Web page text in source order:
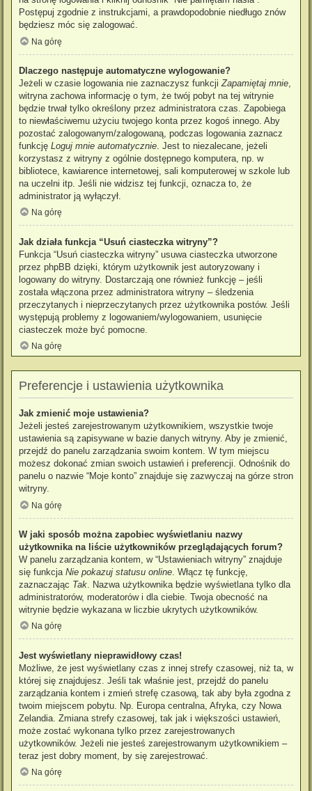
Postępuj zgodnie z instrukcjami, a prawdopodobnie niedługo znów
będziesz móc się zalogować.
Na górę
Dlaczego następuje automatyczne wylogowanie?
Jeżeli w czasie logowania nie zaznaczysz funkcji Zapamiętaj mnie
witryna zachowa informację o tym, że twój pobyt na tej witrynie
będzie trwał tylko określony przez administratora czas. Zapobiega
to niewłaściwemu użyciu twojego konta przez kogoś innego. Aby
pozostać zalogowanym/zalogowaną, podczas logowania zaznacz
funkcję Loguj mnie automatycznie . Jest to niezalecane, jeżeli
korzystasz z witryny z ogólnie dostępnego komputera, np. w
bibliotece, kawiarence internetowej, sali komputerowej w szkole lub
na uczelni itp. Jeśli nie widzisz tej funkcji, oznacza to, że
administrator ją wyłączył.
Na górę
Jak działa funkcja “Usuń ciasteczka witryny”?
Funkcja “Usuń ciasteczka witryny” usuwa ciasteczka utworzone
przez phpBB dzięki, którym użytkownik jest autoryzowany i
logowany do witryny. Dostarczają one również funkcję – jeśli
została włączona przez administratora witryny – śledzenia
przeczytanych i nieprzeczytanych przez użytkownika postów. Jeśli
występują problemy z logowaniem/wylogowaniem, usunięcie
ciasteczek może być pomocne.
Na górę
Preferencje i ustawienia użytkownika
Jak zmienić moje ustawienia?
Jeżeli jesteś zarejestrowanym użytkownikiem, wszystkie twoje
ustawienia są zapisywane w bazie danych witryny. Aby je zmienić,
przejdź do panelu zarządzania swoim kontem. W tym miejscu
możesz dokonać zmian swoich ustawień i preferencji. Odnośnik do
panelu o nazwie “Moje konto” znajduje się zazwyczaj na górze stron
witryny.
Na górę
W jaki sposób można zapobiec wyświetlaniu nazwy
użytkownika na liście użytkowników przeglądających forum?
W panelu zarządzania kontem, w “Ustawieniach witryny” znajduje
się funkcja Nie pokazuj statusu online . Włącz tę funkcję,
zaznaczając Tak . Nazwa użytkownika będzie wyświetlana tylko dla
administratorów, moderatorów i dla ciebie. Twoja obecność na
witrynie będzie wykazana w liczbie ukrytych użytkowników.
Na górę
Jest wyświetlany nieprawidłowy czas!
Możliwe, że jest wyświetlany czas z innej strefy czasowej, niż ta, w
której się znajdujesz. Jeśli tak właśnie jest, przejdź do panelu
zarządzania kontem i zmień strefę czasową, tak aby była zgodna z
twoim miejscem pobytu. Np. Europa centralna, Afryka, czy Nowa
Zelandia. Zmiana strefy czasowej, tak jak i większości ustawień,
może zostać wykonana tylko przez zarejestrowanych
użytkowników. Jeżeli nie jesteś zarejestrowanym użytkownikiem –
teraz jest dobry moment, by się zarejestrować.
Na górę